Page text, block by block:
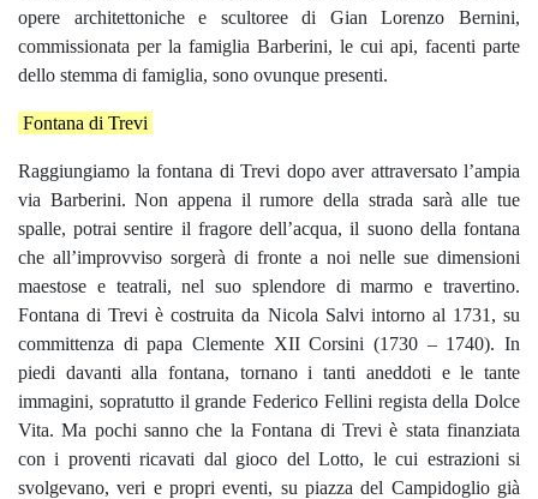
opere architettoniche e scultoree di Gian Lorenzo Bernini,
commissionata per la famiglia Barberini, le cui api, facenti parte
dello stemma di famiglia, sono ovunque presenti.
Fontana di Trevi
Raggiungiamo la fontana di Trevi dopo aver attraversato l’ampia
via Barberini. Non appena il rumore della strada sarà alle tue
spalle, potrai sentire il fragore dell’acqua, il suono della fontana
che all’improvviso sorgerà di fronte a noi nelle sue dimensioni
maestose e teatrali, nel suo splendore di marmo e travertino.
Fontana di Trevi è costruita da Nicola Salvi intorno al 1731, su
committenza di papa Clemente XII Corsini (1730 – 1740). In
piedi davanti alla fontana, tornano i tanti aneddoti e le tante
immagini, sopratutto il grande Federico Fellini regista della Dolce
Vita. Ma pochi sanno che la Fontana di Trevi è stata finanziata
con i proventi ricavati dal gioco del Lotto, le cui estrazioni si
svolgevano, veri e propri eventi, su piazza del Campidoglio già